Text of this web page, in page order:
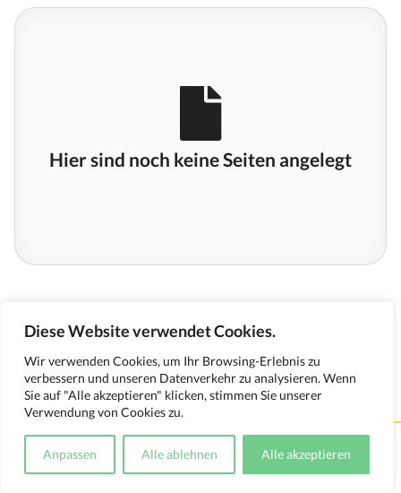
Diese Website verwendet Cookies.
Wir verwenden Cookies, um Ihr Browsing-Erlebnis zu
verbessern und unseren Datenverkehr zu analysieren. Wenn
Sie auf "Alle akzeptieren" klicken, stimmen Sie unserer
Verwendung von Cookies zu.
Anpassen Alle ablehnen Alle akzeptieren
Hier sind noch keine Seiten angelegt
Kontakt Impressum Datenschutzerklärung
Medienverwendungsnachweis